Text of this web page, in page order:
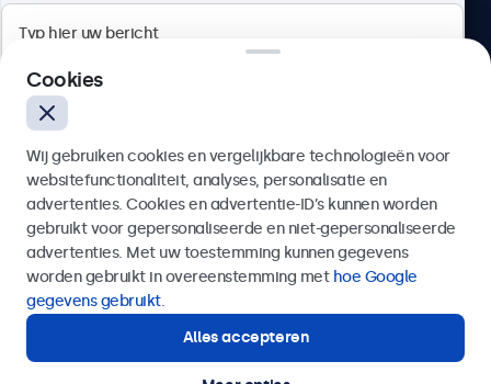
4.8/5 door 5000+ bedrijven
Nederlands
Verzenden
Of bel ons op
Hulp of advies nodig?
Direct contact met een specialist.
Cookies
Wij gebruiken cookies en vergelijkbare technologieën voor
websitefunctionaliteit, analyses, personalisatie en
advertenties. Cookies en advertentie-ID’s kunnen worden
gebruikt voor gepersonaliseerde en niet-gepersonaliseerde
advertenties. Met uw toestemming kunnen gegevens
worden gebruikt in overeenstemming met hoe Google
gegevens gebruikt.
Alles accepteren